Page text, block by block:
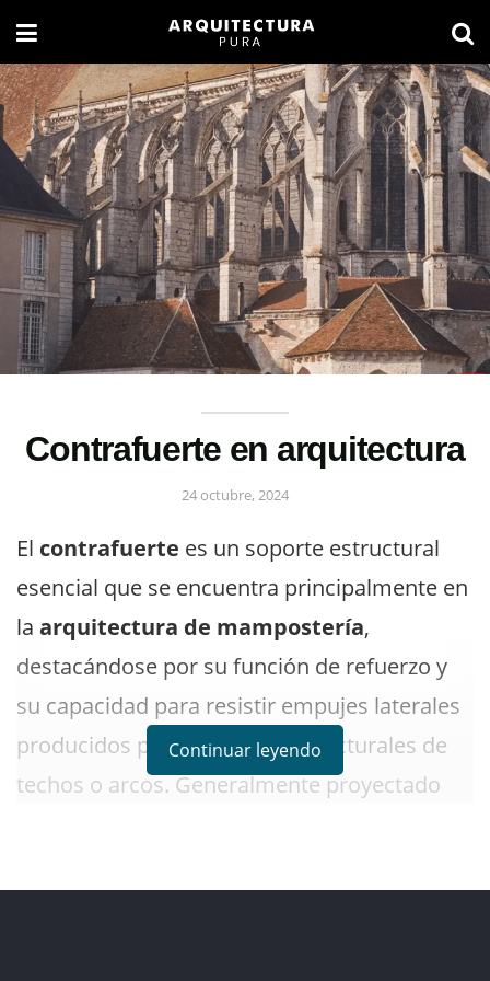
Contrafuerte en arquitectura
24 octubre, 2024
El contrafuerte es un soporte estructural
esencial que se encuentra principalmente en
la arquitectura de mampostería,
destacándose por su función de refuerzo y
su capacidad para resistir empujes laterales
producidos por las cargas estructurales de
techos o arcos. Generalmente proyectado
Continuar leyendo